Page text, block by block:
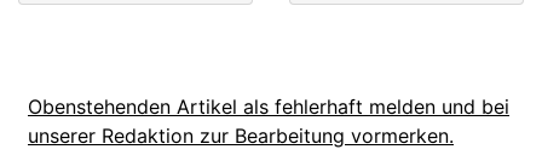
Obenstehenden Artikel als fehlerhaft melden und bei
unserer Redaktion zur Bearbeitung vormerken.